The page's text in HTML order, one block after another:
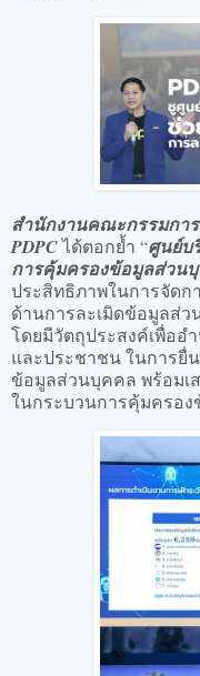
สำนักงานคณะกรรมกา
PDPCได้ตอกย้ำ “ศูนย์บ
การคุ้มครองข้อมูลส่วนบุ
ประสิทธิภาพในการจัดก
ด้านการละเมิดข้อมูลส่ว
โดยมีวัตถุประสงค์เพื่ออ
และประชาชน ในการยื่น
ข้อมูลส่วนบุคคล พร้อมเ
ในกระบวนการคุ้มครอ